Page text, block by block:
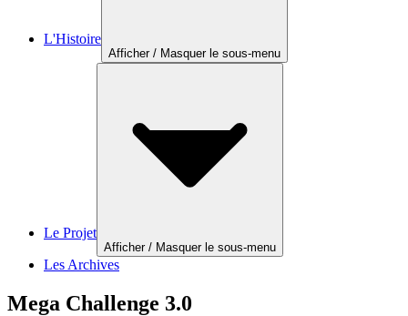
L'Histoire
Afficher / Masquer le sous-menu
Le Projet
Afficher / Masquer le sous-menu
Les Archives
Mega Challenge 3.0